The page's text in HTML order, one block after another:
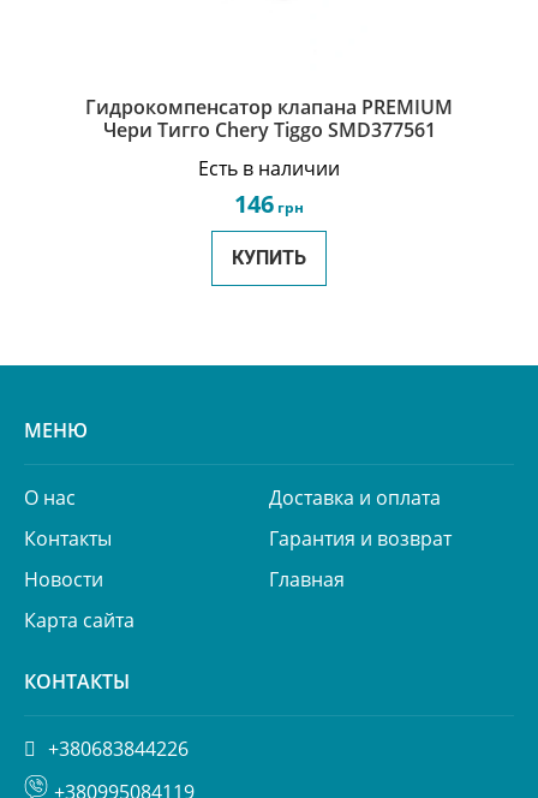
Гидрокомпенсатор клапана PREMIUM
Чери Тигго Chery Tiggo SMD377561
Есть в наличии
146 грн
КУПИТЬ
МЕНЮ
О нас
Доставка и оплата
Контакты
Гарантия и возврат
Новости
Главная
Карта сайта
КОНТАКТЫ
+380683844226
+380995084119